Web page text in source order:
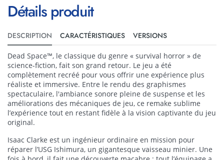
Détails produit
DESCRIPTION CARACTÉRISTIQUES VERSIONS
Dead Space™, le classique du genre « survival horror » de
science-fiction, fait son grand retour. Le jeu a été
complètement recréé pour vous offrir une expérience plus
réaliste et immersive. Entre le rendu des graphismes
spectaculaire, l'ambiance sonore pleine de suspense et les
améliorations des mécaniques de jeu, ce remake sublime
l’expérience tout en restant fidèle à la vision captivante du jeu
original.
Isaac Clarke est un ingénieur ordinaire en mission pour
réparer l’USG Ishimura, un gigantesque vaisseau minier. Une